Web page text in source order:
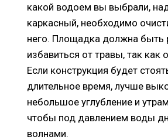
какой водоем вы выбрали,
каркасный, необходимо
него. Площадка должна быть
избавиться от травы, так как
Если конструкция будет
длительное время, лучше
небольшое углубление и
чтобы под давлением воды
волнами.